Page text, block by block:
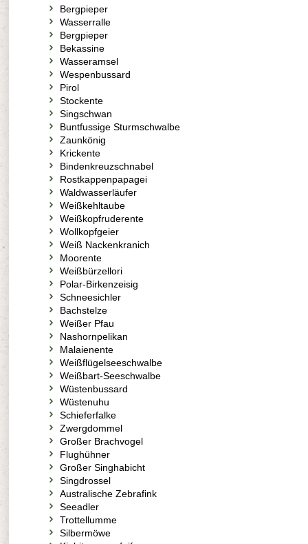
Bergpieper
Wasserralle
Bergpieper
Bekassine
Wasseramsel
Wespenbussard
Pirol
Stockente
Singschwan
Buntfussige Sturmschwalbe
Zaunkönig
Krickente
Bindenkreuzschnabel
Rostkappenpapagei
Waldwasserläufer
Weißkehltaube
Weißkopfruderente
Wollkopfgeier
Weiß Nackenkranich
Moorente
Weißbürzellori
Polar-Birkenzeisig
Schneesichler
Bachstelze
Weißer Pfau
Nashornpelikan
Malaienente
Weißflügelseeschwalbe
Weißbart-Seeschwalbe
Wüstenbussard
Wüstenuhu
Schieferfalke
Zwergdommel
Großer Brachvogel
Flughühner
Großer Singhabicht
Singdrossel
Australische Zebrafink
Seeadler
Trottellumme
Silbermöwe